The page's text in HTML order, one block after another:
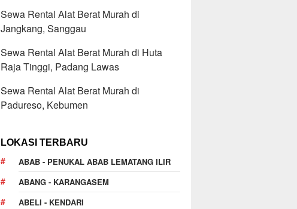
Sewa Rental Alat Berat Murah di
Jangkang, Sanggau
Sewa Rental Alat Berat Murah di Huta
Raja Tinggi, Padang Lawas
Sewa Rental Alat Berat Murah di
Padureso, Kebumen
LOKASI TERBARU
ABAB - PENUKAL ABAB LEMATANG ILIR
ABANG - KARANGASEM
ABELI - KENDARI